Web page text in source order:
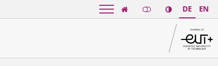
 DE EN